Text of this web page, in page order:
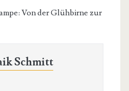
Von der Glühbirne zur
Schmitt